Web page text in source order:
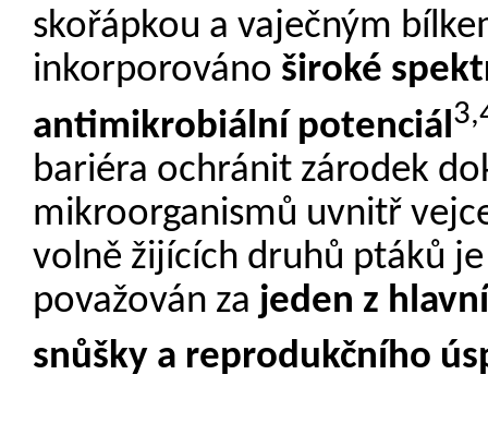
skořápkou a vaječným
inkorporováno široké
antimikrobiální potenciál
bariéra ochránit zárodek
mikroorganismů uvnitř
volně žijících druhů ptáků
považován za jeden z
snůšky a reprodukčního